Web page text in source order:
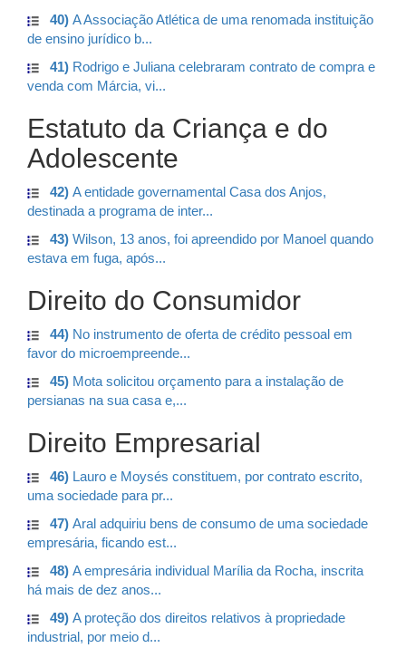
40) A Associação Atlética de uma renomada instituição
de ensino jurídico b...
41) Rodrigo e Juliana celebraram contrato de compra e
venda com Márcia, vi...
Estatuto da Criança e do
Adolescente
42) A entidade governamental Casa dos Anjos,
destinada a programa de inter...
43) Wilson, 13 anos, foi apreendido por Manoel quando
estava em fuga, após...
Direito do Consumidor
44) No instrumento de oferta de crédito pessoal em
favor do microempreende...
45) Mota solicitou orçamento para a instalação de
persianas na sua casa e,...
Direito Empresarial
46) Lauro e Moysés constituem, por contrato escrito,
uma sociedade para pr...
47) Aral adquiriu bens de consumo de uma sociedade
empresária, ficando est...
48) A empresária individual Marília da Rocha, inscrita
há mais de dez anos...
49) A proteção dos direitos relativos à propriedade
industrial, por meio d...